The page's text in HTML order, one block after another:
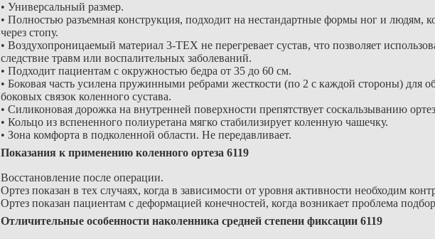
• Универсальный размер.
• Полностью разъемная конструкция, подходит на нестандартные формы ног и людям,
через стопу.
• Воздухопроницаемый материал 3-TEX не перегревает сустав, что позволяет
следствие травм или воспалительных заболеваний.
• Подходит пациентам с окружностью бедра от 35 до 60 см.
• Боковая часть усилена пружинными ребрами жесткости (по 2 с каждой стороны) для
боковых связок коленного сустава.
• Силиконовая дорожка на внутренней поверхности препятствует соскальзыванию
• Кольцо из вспененного полиуретана мягко стабилизирует коленную чашечку.
• Зона комфорта в подколенной области. Не передавливает.
Показания к применению коленного ортеза 6119
Восстановление после операции.
Ортез показан в тех случаях, когда в зависимости от уровня активности необходим
Ортез показан пациентам с деформацией конечностей, когда возникает проблема
Отличительные особенностинаколенника средней степени фиксации 6119